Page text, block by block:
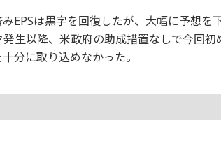
EPSは黒字を回復したが、大幅に予想を
生以降、米政府の助成措置なしで今回初
分に取り込めなかった。